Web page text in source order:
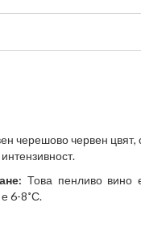
черешово червен
Това пенливо вино
6-8˚С.